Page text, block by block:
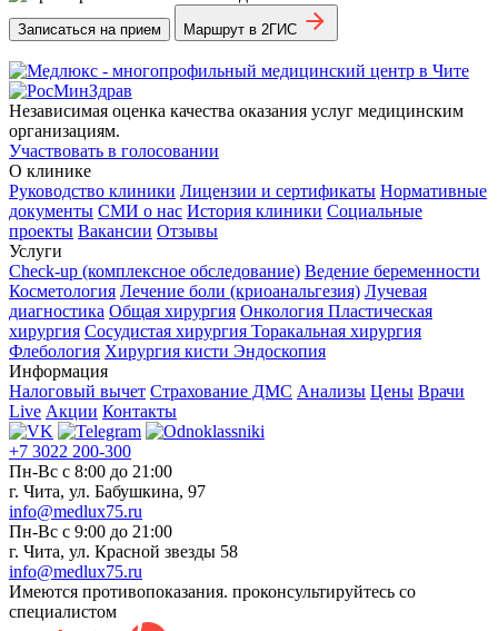
Записаться на прием Маршрут в 2ГИС
Независимая оценка качества оказания услуг медицинским
организациям.
Участвовать в голосовании
О клинике
Руководство клиники Лицензии и сертификаты Нормативные
документы СМИ о нас История клиники Социальные
проекты Вакансии Отзывы
Услуги
Check-up (комплексное обследование) Ведение беременности
Косметология Лечение боли (криоанальгезия) Лучевая
диагностика Общая хирургия Онкология Пластическая
хирургия Сосудистая хирургия Торакальная хирургия
Флебология Хирургия кисти Эндоскопия
Информация
Налоговый вычет Страхование ДМС Анализы Цены Врачи
Live Акции Контакты
+7 3022 200-300
Пн-Вс с 8:00 до 21:00
г. Чита, ул. Бабушкина, 97
info@medlux75.ru
Пн-Вс с 9:00 до 21:00
г. Чита, ул. Красной звезды 58
info@medlux75.ru
Имеются противопоказания. проконсультируйтесь со
специалистом